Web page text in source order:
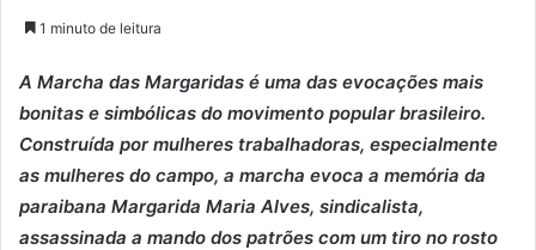
1 minuto de leitura
A Marcha das Margaridas é uma das evocações mais
bonitas e simbólicas do movimento popular brasileiro.
Construída por mulheres trabalhadoras, especialmente
as mulheres do campo, a marcha evoca a memória da
paraibana Margarida Maria Alves, sindicalista,
assassinada a mando dos patrões com um tiro no rosto